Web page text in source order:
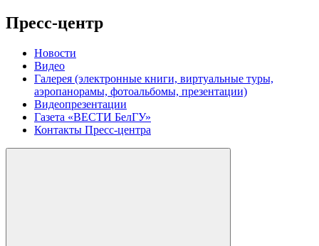
Пресс-центр
Новости
Видео
Галерея (электронные книги, виртуальные туры,
аэропанорамы, фотоальбомы, презентации)
Видеопрезентации
Газета «ВЕСТИ БелГУ»
Контакты Пресс-центра